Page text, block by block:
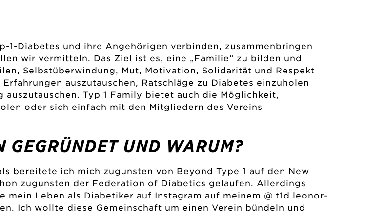
1-Diabetes und ihre Angehörigen verbinden, zusammenbringen
wir vermitteln. Das Ziel ist es, eine „Familie“ zu bilden und
Selbstüberwindung, Mut, Motivation, Solidarität und Respekt
auszutauschen, Ratschläge zu Diabetes einzuholen
Typ 1 Family bietet auch die Möglichkeit,
oder sich einfach mit den Mitgliedern des Vereins
GEGRÜNDET UND WARUM?
bereitete ich mich zugunsten von Beyond Type 1 auf den New
zugunsten der Federation of Diabetics gelaufen. Allerdings
Leben als Diabetiker auf Instagram auf meinem @ t1d.leonor-
Ich wollte diese Gemeinschaft um einen Verein bündeln und